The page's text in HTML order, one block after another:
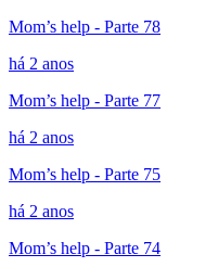
Mom’s help - Parte 78
há 2 anos
Mom’s help - Parte 77
há 2 anos
Mom’s help - Parte 75
há 2 anos
Mom’s help - Parte 74